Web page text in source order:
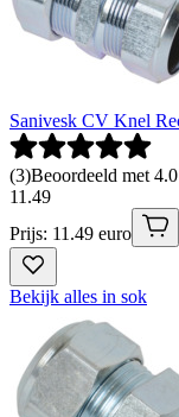
Sanivesk CV Knel
(3)Beoordeeld met
11 .49
Prijs: 11.49 euro
Bekijk alles in sok